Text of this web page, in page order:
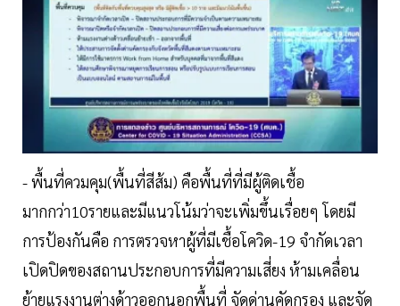
- พื้นที่ควมคุม(พื้นที่สีส้ม) คือพื้นที่ที่มีผู้ติดเชื้อ
มากกว่า10รายและมีแนวโน้มว่าจะเพิ่มขึ้นเรื่อยๆ โดยมี
การป้องกันคือ การตรวจหาผู้ที่มีเชื้อโควิด-19 จำกัดเวลา
เปิดปิดของสถานประกอบการที่มีความเสี่ยง ห้ามเคลื่อน
ย้ายแรงงานต่างด้าวออกนอกพื้นที่ จัดด่านคัดกรอง และจัด